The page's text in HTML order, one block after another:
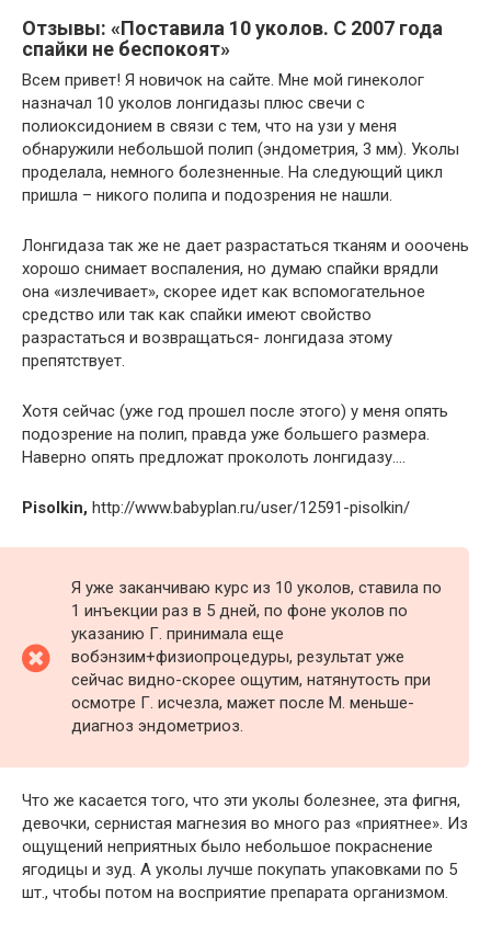
Отзывы: «Поставила 10 уколов. С 2007 года
спайки не беспокоят»
Всем привет! Я новичок на сайте. Мне мой гинеколог
назначал 10 уколов лонгидазы плюс свечи с
полиоксидонием в связи с тем, что на узи у меня
обнаружили небольшой полип (эндометрия, 3 мм). Уколы
проделала, немного болезненные. На следующий цикл
пришла – никого полипа и подозрения не нашли.
Лонгидаза так же не дает разрастаться тканям и ооочень
хорошо снимает воспаления, но думаю спайки врядли
она «излечивает», скорее идет как вспомогательное
средство или так как спайки имеют свойство
разрастаться и возвращаться- лонгидаза этому
препятствует.
Хотя сейчас (уже год прошел после этого) у меня опять
подозрение на полип, правда уже большего размера.
Наверно опять предложат проколоть лонгидазу….
Pisolkin, http://www.babyplan.ru/user/12591-pisolkin/
Я уже заканчиваю курс из 10 уколов, ставила по
1 инъекции раз в 5 дней, по фоне уколов по
указанию Г. принимала еще
вобэнзим+физиопроцедуры, результат уже
сейчас видно-скорее ощутим, натянутость при
осмотре Г. исчезла, мажет после М. меньше-
диагноз эндометриоз.
Что же касается того, что эти уколы болезнее, эта фигня,
девочки, сернистая магнезия во много раз «приятнее». Из
ощущений неприятных было небольшое покраснение
ягодицы и зуд. А уколы лучше покупать упаковками по 5
шт., чтобы потом на восприятие препарата организмом.